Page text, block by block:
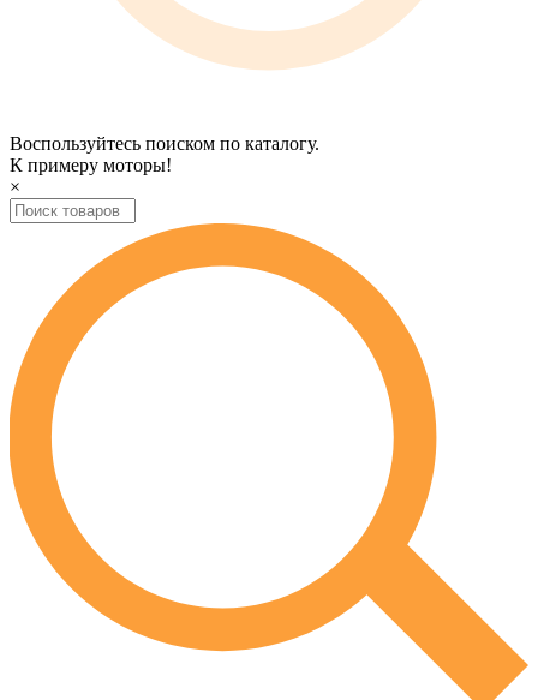
Воспользуйтесь поиском по каталогу.
К примеру моторы!
×